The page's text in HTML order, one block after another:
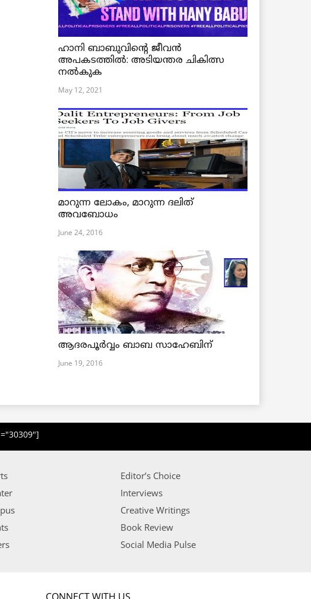
ഹാനി ബാബുവിന്റെ ജീവൻ
അപകടത്തിൽ: അടിയന്തര ചികിത്സ
നൽകുക
May 12, 2021
മാറുന്ന ലോകം, മാറുന്ന ദലിത്
അവബോധം
June 24, 2016
ആദരപൂര്‍വ്വം ബാബ സാഹേബിന്
June 19, 2016
Editor’s Choice
Interviews
Creative Writings
Book Review
Social Media Pulse